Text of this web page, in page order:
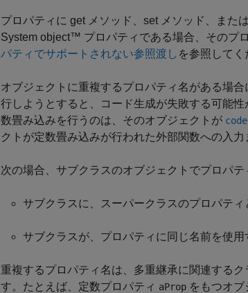
プロパティに get メソッド、set メソッド、また
System object™ プロパティである場合、そのプ
パティでサポートされない参照渡し を参照してく
オブジェクトに重複するプロパティ名がある場
行しようとすると、コード生成が失敗する可能
数畳み込みを行うのは、そのオブジェクトが
クトが定数畳み込みが行われた外部関数への入力
次の場合、サブクラスのオブジェクトでプロパテ
サブクラスに、スーパークラスのプロパティ
サブクラスが、プロパティに同じ名前を使
重複するプロパティ名は、多重継承に関連する
す。たとえば、定数プロパティ aProp をもつオブ